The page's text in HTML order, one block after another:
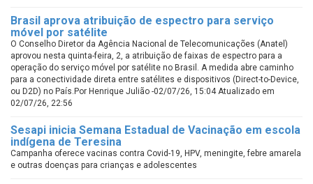
Brasil aprova atribuição de espectro para serviço
móvel por satélite
O Conselho Diretor da Agência Nacional de Telecomunicações (Anatel)
aprovou nesta quinta-feira, 2, a atribuição de faixas de espectro para a
operação do serviço móvel por satélite no Brasil. A medida abre caminho
para a conectividade direta entre satélites e dispositivos (Direct-to-Device,
ou D2D) no País.Por Henrique Julião -02/07/26, 15:04 Atualizado em
02/07/26, 22:56
Sesapi inicia Semana Estadual de Vacinação em escola
indígena de Teresina
Campanha oferece vacinas contra Covid-19, HPV, meningite, febre amarela
e outras doenças para crianças e adolescentes